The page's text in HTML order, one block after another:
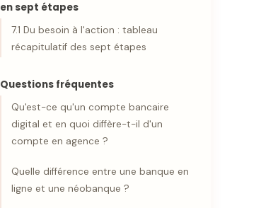
en sept étapes
7.1 Du besoin à l'action : tableau
récapitulatif des sept étapes
Questions fréquentes
Qu'est-ce qu'un compte bancaire
digital et en quoi diffère-t-il d'un
compte en agence ?
Quelle différence entre une banque en
ligne et une néobanque ?